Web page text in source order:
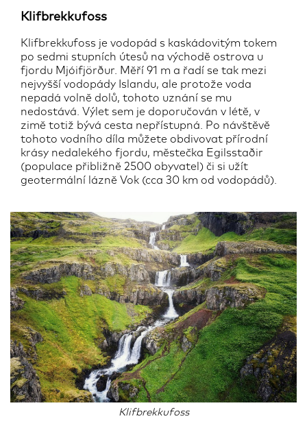
Klifbrekkufoss
Klifbrekkufoss je vodopád s kaskádovitým tokem
po sedmi stupních útesů na východě ostrova u
fjordu Mjóifjörður. Měří 91 m a řadí se tak mezi
nejvyšší vodopády Islandu, ale protože voda
nepadá volně dolů, tohoto uznání se mu
nedostává. Výlet sem je doporučován v létě, v
zimě totiž bývá cesta nepřístupná. Po návštěvě
tohoto vodního díla můžete obdivovat přírodní
krásy nedalekého fjordu, městečka Egilsstaðir
(populace přibližně 2500 obyvatel) či si užít
geotermální lázně Vok (cca 30 km od vodopádů).
Klifbrekkufoss